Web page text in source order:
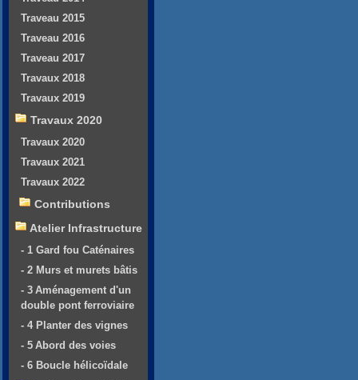
Traveau 2015
Traveau 2016
Traveau 2017
Travaux 2018
Travaux 2019
Travaux 2020
Travaux 2020
Travaux 2021
Travaux 2022
Contributions
Atelier Infrastructure
- 1 Gard fou Caténaires
- 2 Murs et murets bâtis
- 3 Aménagement d'un
double pont ferroviaire
- 4 Planter des vignes
- 5 Abord des voies
- 6 Boucle hélicoïdale